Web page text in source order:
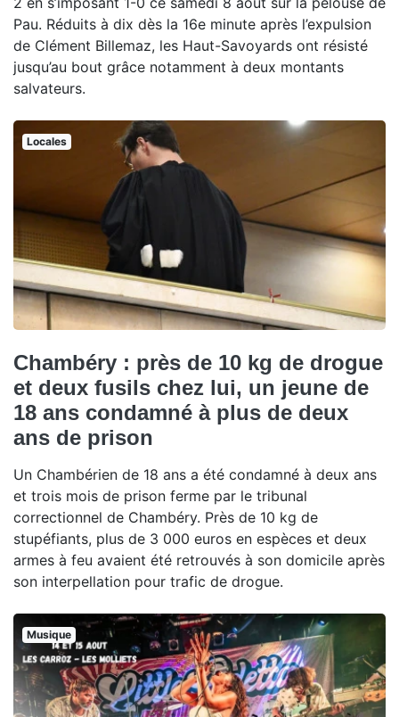
Pau. Réduits à dix dès la 16e minute après l’expulsion
de Clément Billemaz, les Haut-Savoyards ont résisté
jusqu’au bout grâce notamment à deux montants
salvateurs.
Locales
Chambéry : près de 10 kg de drogue
et deux fusils chez lui, un jeune de
18 ans condamné à plus de deux
ans de prison
Un Chambérien de 18 ans a été condamné à deux ans
et trois mois de prison ferme par le tribunal
correctionnel de Chambéry. Près de 10 kg de
stupéfiants, plus de 3 000 euros en espèces et deux
armes à feu avaient été retrouvés à son domicile après
son interpellation pour trafic de drogue.
Musique